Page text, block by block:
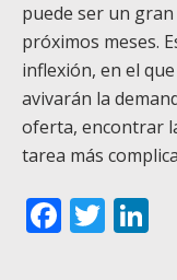
puede ser un
próximos meses.
inflexión, en el
avivarán la
oferta, encontrar
tarea más